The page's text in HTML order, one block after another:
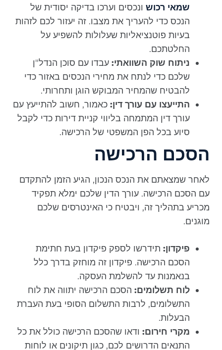
שמאי רכושונכסים וערכו בדיקה יסודית של
הנכס כדי להעריך את מצבו. זה יעזור לכם לזהות
בעיות פוטנציאליות שעלולות להשפיע על
החלטתכם.
ניתוח שוק השוואתי:עבדו עם סוכן הנדל"ן
שלכם כדי לנתח את מחירי הנכסים באזור כדי
להבטיח שהמחיר המבוקש הוגן ותחרותי.
התייעצו עם עורך דין:כאמור, חשוב להתייעץ עם
עורך דין המתמחה בליווי קניית דירות כדי לקבל
סיוע בכל הפן המשפטי של הרכישה.
הסכם הרכישה
לאחר שמצאתם את הנכס הנכון, הגיע הזמן להתקדם
עם הסכם הרכישה. עורך הדין שלכם ימלא תפקיד
מכריע בתהליך זה, ויבטיח כי האינטרסים שלכם
מוגנים.
פיקדון:תידרשו לספק פיקדון בעת חתימת
הסכם הרכישה. פיקדון זה מוחזק בדרך כלל
בנאמנות עד להשלמת העסקה.
לוח תשלומים:הסכם הרכישה יתווה את לוח
התשלומים, לרבות התשלום הסופי בעת העברת
הבעלות.
מקרי חירום:ודאו שהסכם הרכישה כולל את כל
התנאים הדרושים לכם, כגון תיקונים או לוחות